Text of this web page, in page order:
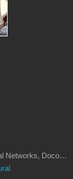
Square Enix, AT-X, Age Global Networks, Docomo Anime Store, Yomiuri TV Enterprise, Tokuma Japan Communications, Kanon Sound, RAY